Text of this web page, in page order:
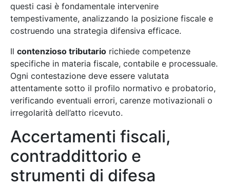
questi casi è fondamentale intervenire
tempestivamente, analizzando la posizione fiscale e
costruendo una strategia difensiva efficace.
Il contenzioso tributario richiede competenze
specifiche in materia fiscale, contabile e processuale.
Ogni contestazione deve essere valutata
attentamente sotto il profilo normativo e probatorio,
verificando eventuali errori, carenze motivazionali o
irregolarità dell’atto ricevuto.
Accertamenti fiscali,
contraddittorio e
strumenti di difesa